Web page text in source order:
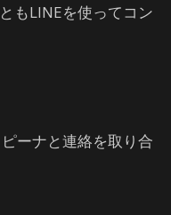
もLINEを使ってコン
ーナと連絡を取り合